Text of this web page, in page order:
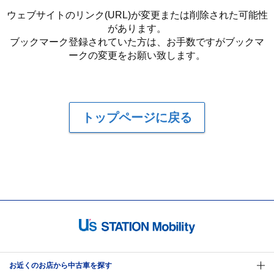
ウェブサイトのリンク(URL)が変更または削除された可能性
があります。
ブックマーク登録されていた方は、お手数ですがブックマ
ークの変更をお願い致します。
トップページに戻る
お近くのお店から中古車を探す